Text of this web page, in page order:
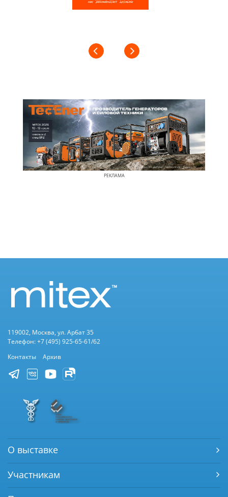
РЕКЛАМА
119002, Москва, ул. Арбат 35
Телефон: +7 (495) 925-65-61/62
Контакты
Архив
О выставке
Участникам